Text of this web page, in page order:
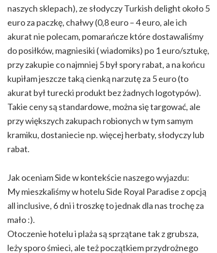
naszych sklepach), ze słodyczy Turkish delight około 5
euro za paczkę, chałwy (0,8 euro – 4 euro, ale ich
akurat nie polecam, pomarańcze które dostawaliśmy
do posiłków, magniesiki ( wiadomiks) po 1 euro/sztukę,
przy zakupie co najmniej 5 był spory rabat, a na końcu
kupiłam jeszcze taką cienką narzutę za 5 euro (to
akurat był turecki produkt bez żadnych logotypów).
Takie ceny są standardowe, można się targować, ale
przy większych zakupach robionych w tym samym
kramiku, dostaniecie np. więcej herbaty, słodyczy lub
rabat.
Jak oceniam Side w kontekście naszego wyjazdu:
My mieszkaliśmy w hotelu Side Royal Paradise z opcją
all inclusive, 6 dni i troszkę to jednak dla nas trochę za
mało :).
Otoczenie hotelu i plaża są sprzątane tak z grubsza,
leży sporo śmieci, ale też początkiem przydrożnego